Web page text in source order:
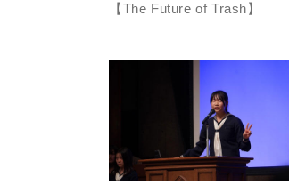
【The Future of Trash】